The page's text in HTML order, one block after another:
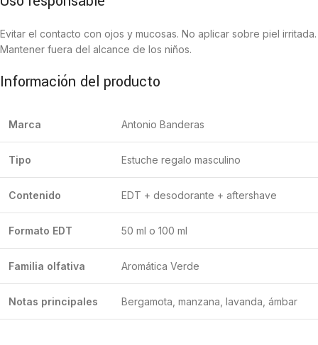
Evitar el contacto con ojos y mucosas. No aplicar sobre piel irritada.
Mantener fuera del alcance de los niños.
Información del producto
Marca Antonio Banderas
Tipo Estuche regalo masculino
Contenido EDT + desodorante + aftershave
Formato EDT 50 ml o 100 ml
Familia olfativa Aromática Verde
Notas principales Bergamota, manzana, lavanda, ámbar